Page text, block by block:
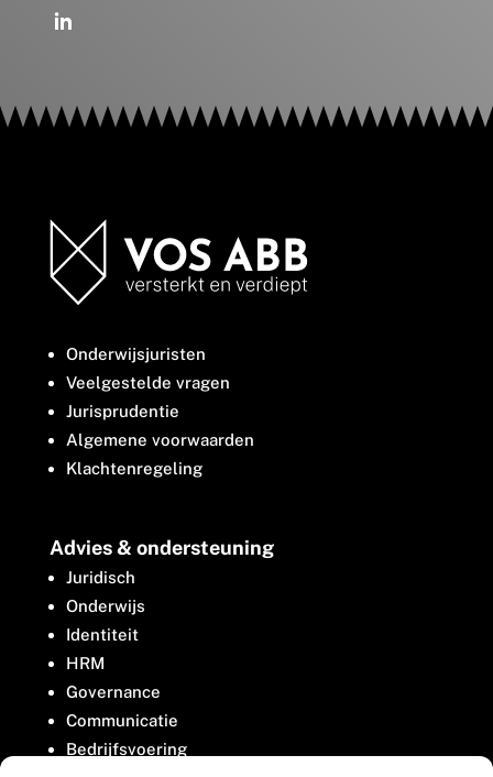
Onderwijsjuristen
Veelgestelde vragen
Jurisprudentie
Algemene voorwaarden
Klachtenregeling
Advies & ondersteuning
Juridisch
Onderwijs
Identiteit
HRM
Governance
Communicatie
Bedrijfsvoering